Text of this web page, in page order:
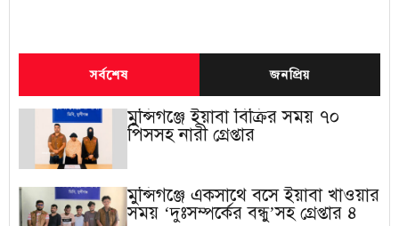
সর্বশেষ জনপ্রিয়
মুন্সিগঞ্জে ইয়াবা বিক্রির সময় ৭০
পিসসহ নারী গ্রেপ্তার
মুন্সিগঞ্জে একসাথে বসে ইয়াবা খাওয়ার
সময় ‘দুঃসম্পর্কের বন্ধু’সহ গ্রেপ্তার ৪